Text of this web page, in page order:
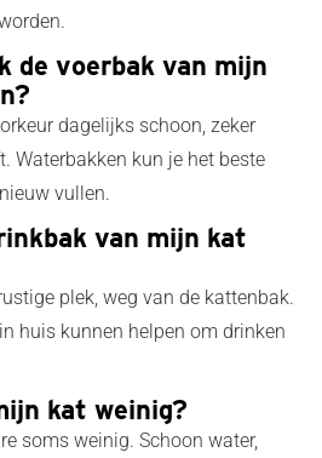
de voerbak van mijn
dagelijks schoon, zeker
Waterbakken kun je het beste
vullen.
van mijn kat
plek, weg van de kattenbak.
huis kunnen helpen om drinken
kat weinig?
soms weinig. Schoon water,